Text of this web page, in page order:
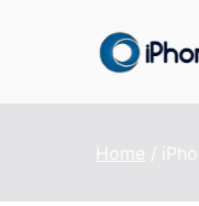
Home